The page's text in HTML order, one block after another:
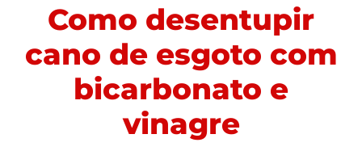
Como desentupir
cano de esgoto com
bicarbonato e
vinagre